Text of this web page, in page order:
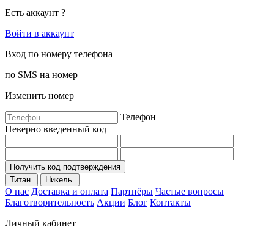
Есть аккаунт ?
Войти в аккаунт
Вход по номеру телефона
по SMS на номер
Изменить номер
Телефон
Неверно введенный код
Получить код подтверждения
Титан
Никель
О нас Доставка и оплата Партнёры Частые вопросы
Благотворительность Акции Блог Контакты
Личный кабинет